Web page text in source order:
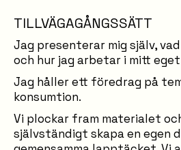
TILLVÄGAGÅNGSSÄTT
Jag presenterar mig själv,
och hur jag arbetar i mitt
Jag håller ett föredrag på
konsumtion.
Vi plockar fram materialet
självständigt skapa en egen